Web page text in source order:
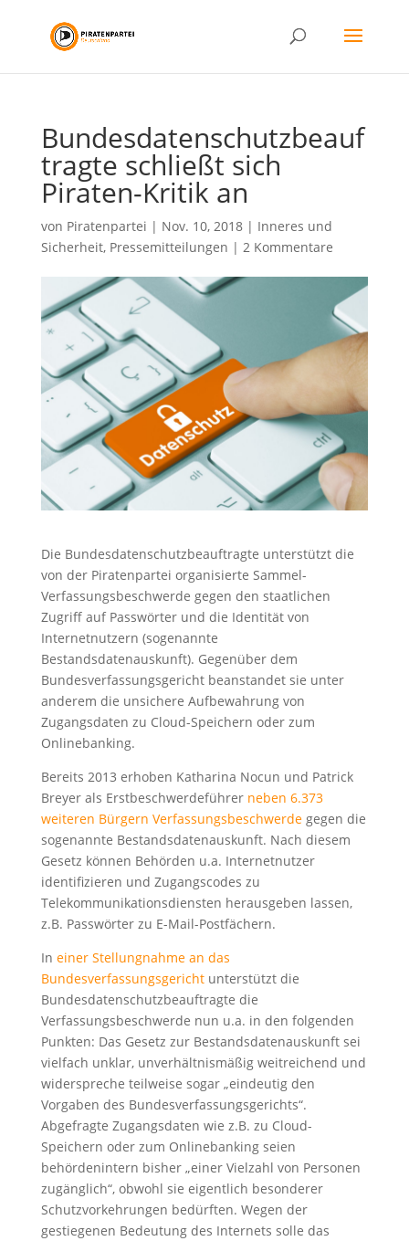
Bundesdatenschutzbeauf
tragte schließt sich
Piraten-Kritik an
von Piratenpartei | Nov. 10, 2018| Inneres und
Sicherheit, Pressemitteilungen | 2 Kommentare
Die Bundesdatenschutzbeauftragte unterstützt die
von der Piratenpartei organisierte Sammel-
Verfassungsbeschwerde gegen den staatlichen
Zugriff auf Passwörter und die Identität von
Internetnutzern (sogenannte
Bestandsdatenauskunft). Gegenüber dem
Bundesverfassungsgericht beanstandet sie unter
anderem die unsichere Aufbewahrung von
Zugangsdaten zu Cloud-Speichern oder zum
Onlinebanking.
Bereits 2013 erhoben Katharina Nocun und Patrick
Breyer als Erstbeschwerdeführer neben 6.373
weiteren Bürgern Verfassungsbeschwerdegegen die
sogenannte Bestandsdatenauskunft. Nach diesem
Gesetz können Behörden u.a. Internetnutzer
identifizieren und Zugangscodes zu
Telekommunikationsdiensten herausgeben lassen,
z.B. Passwörter zu E-Mail-Postfächern.
In einer Stellungnahme an das
Bundesverfassungsgerichtunterstützt die
Bundesdatenschutzbeauftragte die
Verfassungsbeschwerde nun u.a. in den folgenden
Punkten: Das Gesetz zur Bestandsdatenauskunft sei
vielfach unklar, unverhältnismäßig weitreichend und
widerspreche teilweise sogar „eindeutig den
Vorgaben des Bundesverfassungsgerichts“.
Abgefragte Zugangsdaten wie z.B. zu Cloud-
Speichern oder zum Onlinebanking seien
behördenintern bisher „einer Vielzahl von Personen
zugänglich“, obwohl sie eigentlich besonderer
Schutzvorkehrungen bedürften. Wegen der
gestiegenen Bedeutung des Internets solle das